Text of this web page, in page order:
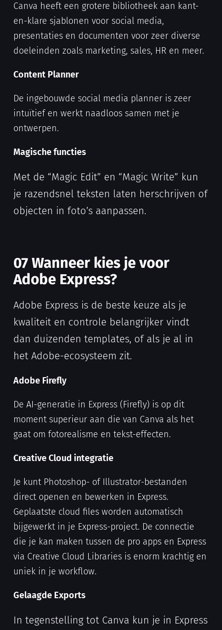
Canva heeft een grotere bibliotheek aan kant-
en-klare sjablonen voor social media,
presentaties en documenten voor zeer diverse
doeleinden zoals marketing, sales, HR en meer.
Content Planner
De ingebouwde social media planner is zeer
intuïtief en werkt naadloos samen met je
ontwerpen.
Magische functies
Met de “Magic Edit” en “Magic Write” kun
je razendsnel teksten laten herschrijven of
objecten in foto’s aanpassen.
07 Wanneer kies je voor
Adobe Express?
Adobe Express is de beste keuze als je
kwaliteit en controle belangrijker vindt
dan duizenden templates, of als je al in
het Adobe-ecosysteem zit.
Adobe Firefly
De AI-generatie in Express (Firefly) is op dit
moment superieur aan die van Canva als het
gaat om fotorealisme en tekst-effecten.
Creative Cloud integratie
Je kunt Photoshop- of Illustrator-bestanden
direct openen en bewerken in Express.
Geplaatste cloud files worden automatisch
bijgewerkt in je Express-project. De connectie
die je kan maken tussen de pro apps en Express
via Creative Cloud Libraries is enorm krachtig en
uniek in je workflow.
Gelaagde Exports
In tegenstelling tot Canva kun je in Express